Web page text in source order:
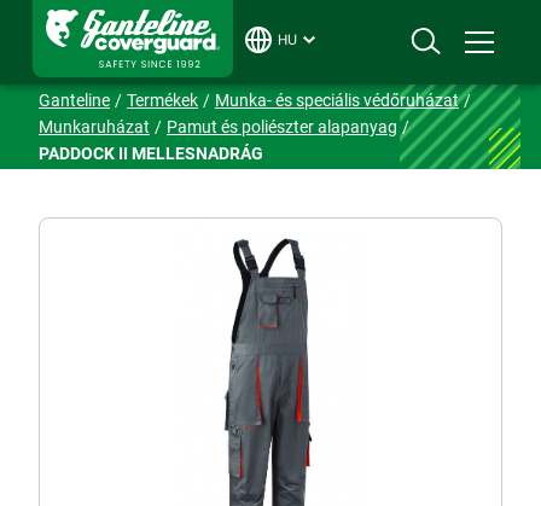
HU
Ganteline Termékek
Munka- és speciális védőruházat
Munkaruházat
Pamut és poliészter alapanyag
PADDOCK II MELLESNADRÁG